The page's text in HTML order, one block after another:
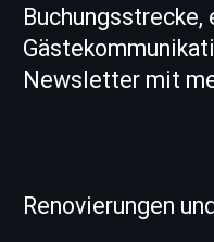
Newsletter mit
Renovierungen